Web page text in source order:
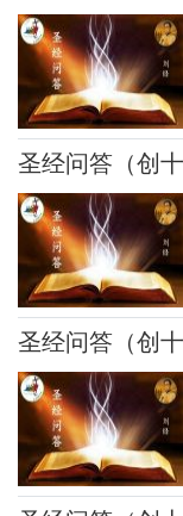
圣经问答（创十
圣经问答（创十